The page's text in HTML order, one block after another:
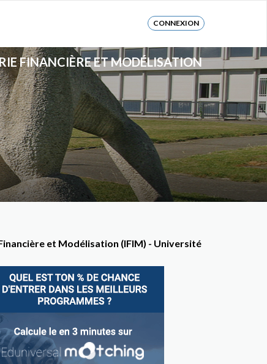
CONNEXION
FINANCIÈRE ET MODÉLISATION
et Modélisation (IFIM) - Université